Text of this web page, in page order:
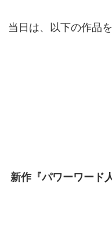
当日は、以下の作品
新作『パワーワード